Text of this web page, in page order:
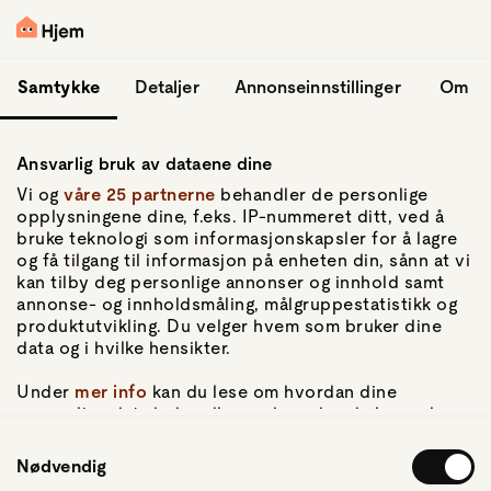
Samtykke Detaljer Annonseinnstillinger Om
Ansvarlig bruk av dataene dine
Vi og våre 25 partnerne behandler de personlige
opplysningene dine, f.eks. IP-nummeret ditt, ved å
bruke teknologi som informasjonskapsler for å lagre
og få tilgang til informasjon på enheten din, sånn at vi
kan tilby deg personlige annonser og innhold samt
annonse- og innholdsmåling, målgruppestatistikk og
produktutvikling. Du velger hvem som bruker dine
data og i hvilke hensikter.
Under mer info kan du lese om hvordan dine
personlige data behandles og hvordan du kan velge
trekke tilbake ditt samtykke fra erklæringen om
informasjonskapsler.
Nødvendig
Gå til forsiden
Om Hjem
Om oss
Kundeservice
Artikler
Personvern